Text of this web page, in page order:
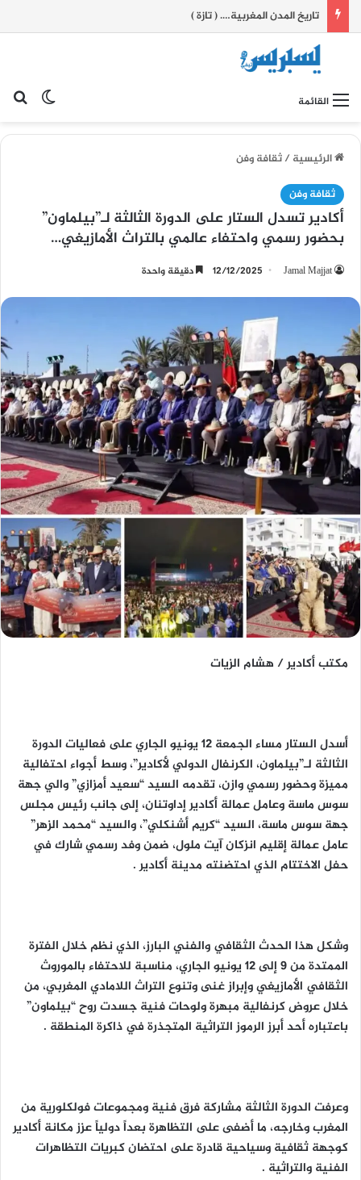
تاريخ المدن المغربية…. ( تازة )
القائمة
الرئيسية/ثقافة وفن
ثقافة وفن
أكادير تسدل الستار على الدورة الثالثة لـ”بيلماون”
بحضور رسمي واحتفاء عالمي بالتراث الأمازيغي…
Jamal Majjat
12/12/2025 دقيقة واحدة
مكتب أكادير / هشام الزيات
أسدل الستار مساء الجمعة 12 يونيو الجاري على فعاليات الدورة
الثالثة لـ”بيلماون، الكرنفال الدولي لأكادير”، وسط أجواء احتفالية
مميزة وحضور رسمي وازن، تقدمه السيد “سعيد أمزازي” والي جهة
سوس ماسة وعامل عمالة أكادير إداوتنان، إلى جانب رئيس مجلس
جهة سوس ماسة، السيد “كريم أشنكلي”، والسيد “محمد الزهر”
عامل عمالة إقليم انزكان آيت ملول، ضمن وفد رسمي شارك في
حفل الاختتام الذي احتضنته مدينة أكادير .
وشكل هذا الحدث الثقافي والفني البارز، الذي نظم خلال الفترة
الممتدة من 9 إلى 12 يونيو الجاري، مناسبة للاحتفاء بالموروث
الثقافي الأمازيغي وإبراز غنى وتنوع التراث اللامادي المغربي، من
خلال عروض كرنفالية مبهرة ولوحات فنية جسدت روح “بيلماون”
باعتباره أحد أبرز الرموز التراثية المتجذرة في ذاكرة المنطقة .
وعرفت الدورة الثالثة مشاركة فرق فنية ومجموعات فولكلورية من
المغرب وخارجه، ما أضفى على التظاهرة بعداً دولياً عزز مكانة أكادير
كوجهة ثقافية وسياحية قادرة على احتضان كبريات التظاهرات
الفنية والتراثية .